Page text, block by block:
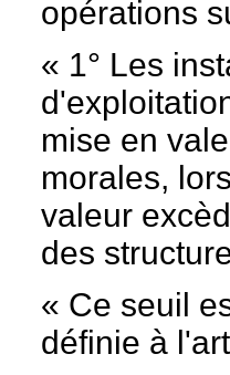
opérations
« 1° Les
mise en
morales,
valeur
des
« Ce seuil
définie à